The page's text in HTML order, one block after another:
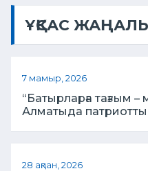
ҰҚСАС
7 мамыр, 2026
“Батырларға тағзым
Алматыда
28 ақпан, 2026